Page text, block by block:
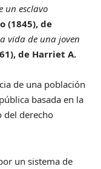
un esclavo
(1845), de
vida de una joven
de Harriet A.
de una población
basada en la
del derecho
un sistema de